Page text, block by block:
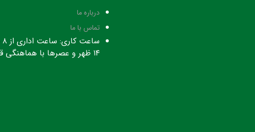
درباره ما
تماس با ما
۱۴ ظهر و عصرها با هماهنگی قبلی